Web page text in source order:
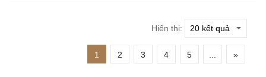
Hiển thị:
1 2 3 4 5 »